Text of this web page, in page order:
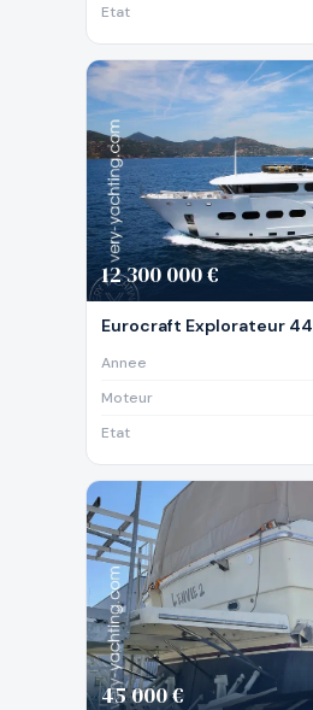
Etat
12 300 000 €
Eurocraft Explorateur 44
Annee
Moteur
Etat
45 000 €